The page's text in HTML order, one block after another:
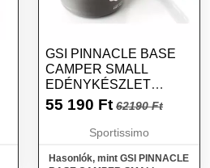
GSI PINNACLE BASE
CAMPER SMALL
EDÉNYKÉSZLET
KEMPINGEZÉSHEZ,
MÉRET
55 190 Ft 62190 Ft
Sportissimo
Hasonlók, mint GSI PINNACLE